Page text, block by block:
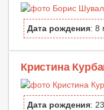
Дата рождения: 8
Кристина
Дата рождения: